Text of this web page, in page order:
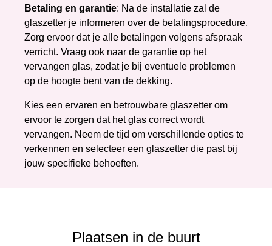
Betaling en garantie: Na de installatie zal de
glaszetter je informeren over de betalingsprocedure.
Zorg ervoor dat je alle betalingen volgens afspraak
verricht. Vraag ook naar de garantie op het
vervangen glas, zodat je bij eventuele problemen
op de hoogte bent van de dekking.
Kies een ervaren en betrouwbare glaszetter om
ervoor te zorgen dat het glas correct wordt
vervangen. Neem de tijd om verschillende opties te
verkennen en selecteer een glaszetter die past bij
jouw specifieke behoeften.
Plaatsen in de buurt